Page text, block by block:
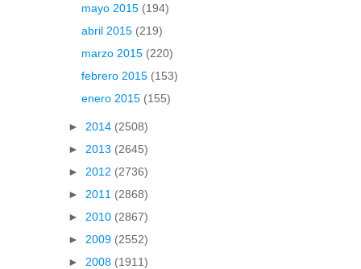
mayo 2015 (194)
abril 2015 (219)
marzo 2015 (220)
febrero 2015 (153)
enero 2015 (155)
► 2014 (2508)
► 2013 (2645)
► 2012 (2736)
► 2011 (2868)
► 2010 (2867)
► 2009 (2552)
► 2008 (1911)